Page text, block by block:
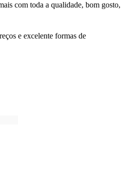
com toda a qualidade, bom gosto,
e excelente formas de